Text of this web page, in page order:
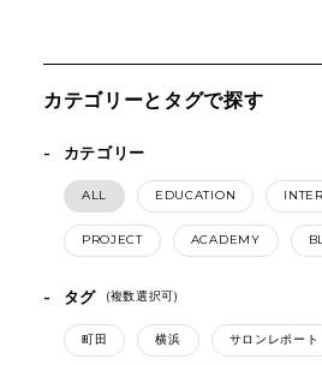
カテゴリーとタグで探す
カテゴリー
ALL EDUCATION
PROJECT ACADEMY
タグ (複数選択可)
町田 横浜 サロンレポート